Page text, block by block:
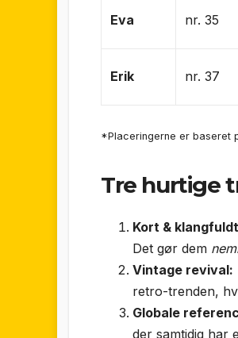
Eva nr. 35
Erik nr. 37
*Placeringerne er baseret
Tre hurtige
Kort &
Det gør dem
Vintage revival:
retro-trenden,
Globale
der samtidig har